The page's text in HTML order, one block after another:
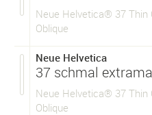
Neue Helvetica® 37 Thin
Oblique
Neue Helvetica
37 schmal
Neue Helvetica® 37 Thin
Oblique